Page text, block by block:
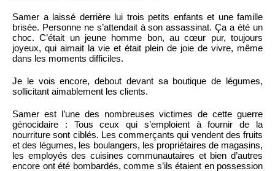
Samer a laissé derrière lui trois petits enfants et une famille
brisée. Personne ne s’attendait à son assassinat. Ça a été un
choc. C’était un jeune homme bon, au cœur pur, toujours
joyeux, qui aimait la vie et était plein de joie de vivre, même
dans les moments difficiles.
Je le vois encore, debout devant sa boutique de légumes,
sollicitant aimablement les clients.
Samer est l’une des nombreuses victimes de cette guerre
génocidaire : Tous ceux qui s’emploient à fournir de la
nourriture sont ciblés. Les commerçants qui vendent des fruits
et des légumes, les boulangers, les propriétaires de magasins,
les employés des cuisines communautaires et bien d’autres
encore ont été bombardés, comme s’ils étaient en possession